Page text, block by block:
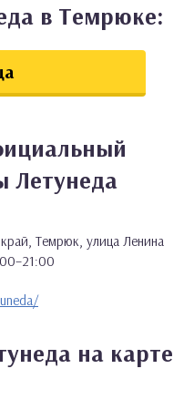
в Темрюке:
Летунеда
Темрюк, улица Ленина
на карте